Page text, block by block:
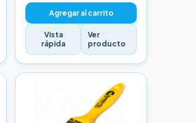
Agregar al carrito
Vista
rápida
Ver
producto